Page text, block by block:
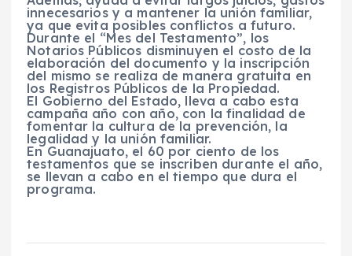
innecesarios y a mantener la unión familiar,
ya que evita posibles conflictos a futuro.
Durante el “Mes del Testamento”, los
Notarios Públicos disminuyen el costo de la
elaboración del documento y la inscripción
del mismo se realiza de manera gratuita en
los Registros Públicos de la Propiedad.
El Gobierno del Estado, lleva a cabo esta
campaña año con año, con la finalidad de
fomentar la cultura de la prevención, la
legalidad y la unión familiar.
En Guanajuato, el 60 por ciento de los
testamentos que se inscriben durante el año,
se llevan a cabo en el tiempo que dura el
programa.